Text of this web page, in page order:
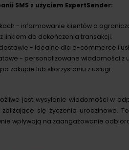
SMS z użyciem ExpertSender:
- informowanie klientów o
linkiem do dokończenia transakcji.
- idealne dla e-commerce i
- personalizowane wiadomości z
zakupie lub skorzystaniu z usługi.
jest wysyłanie wiadomości w
się życzenia urodzinowe.
wpływają na zaangażowanie